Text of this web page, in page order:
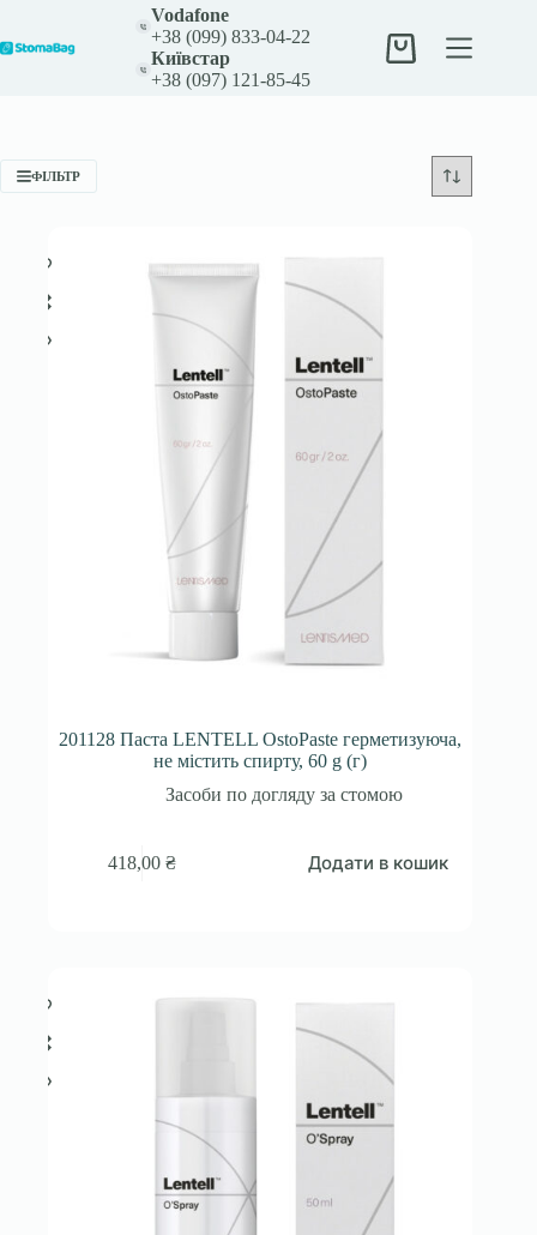
вмісту
Vodafone
+38 (099) 833-04-22
Київстар
+38 (097) 121-85-45
Кошик
ФІЛЬТР
201128 Паста LENTELL OstoPaste герметизуюча,
не містить спирту, 60 g (г)
Засоби по догляду за стомою
418,00₴ Додати в кошик